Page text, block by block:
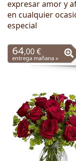
expresar amor y
en cualquier
especial
64,00 €
entrega mañana »